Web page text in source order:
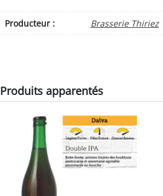
Producteur : Brasserie Thiriez
Produits apparentés